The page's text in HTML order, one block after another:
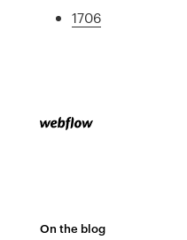
1706
On the blog